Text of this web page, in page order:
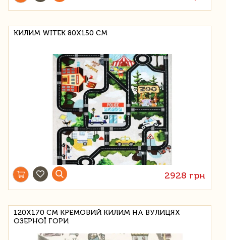
КИЛИМ WITEK 80Х150 СМ
2928 грн
120Х170 СМ КРЕМОВИЙ КИЛИМ НА ВУЛИЦЯХ
ОЗЕРНОЇ ГОРИ